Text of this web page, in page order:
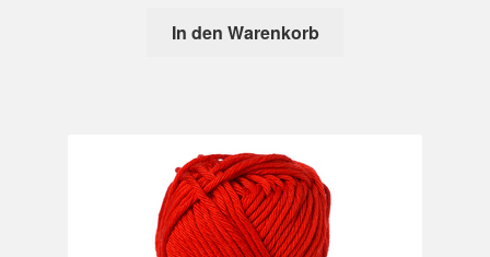
In den Warenkorb